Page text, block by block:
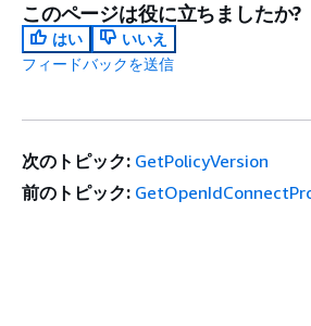
このページは役に立ちましたか?
はい
いいえ
フィードバックを送信
次のトピック: GetPolicyVersion
前のトピック: